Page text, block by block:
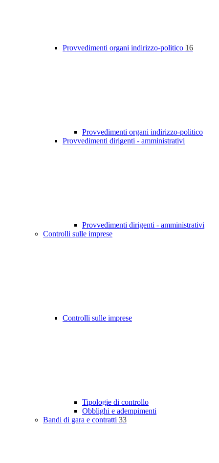
Provvedimenti organi indirizzo-politico 16
Provvedimenti organi indirizzo-politico
Provvedimenti dirigenti - amministrativi
Provvedimenti dirigenti - amministrativi
Controlli sulle imprese
Controlli sulle imprese
Tipologie di controllo
Obblighi e adempimenti
Bandi di gara e contratti 33